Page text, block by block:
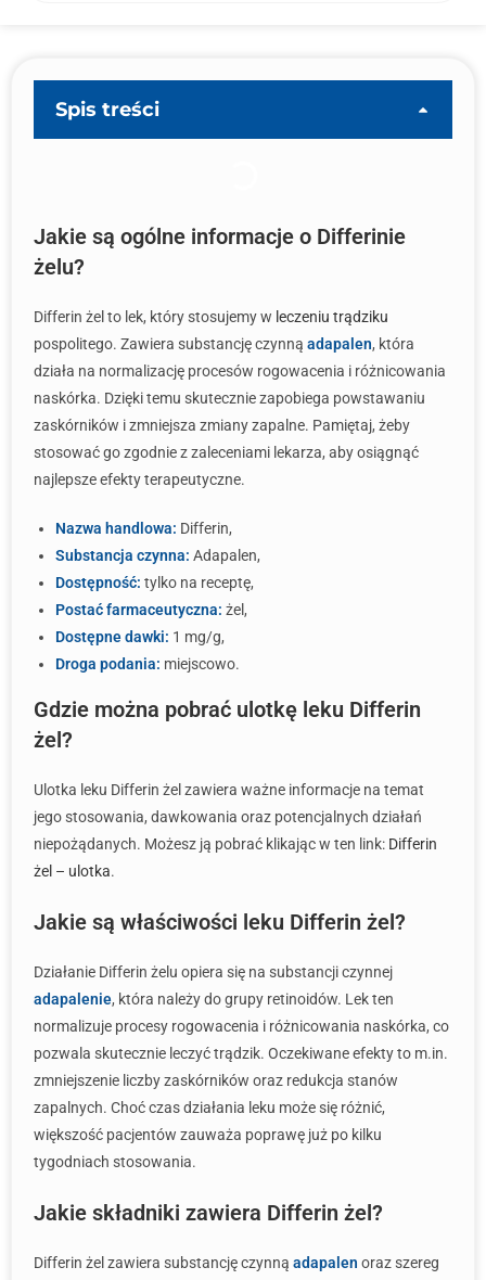
Spis treści
Jakie są ogólne informacje o Differinie
żelu?
Differin żel to lek, który stosujemy w leczeniu trądziku
pospolitego. Zawiera substancję czynną adapalen, która
działa na normalizację procesów rogowacenia i różnicowania
naskórka. Dzięki temu skutecznie zapobiega powstawaniu
zaskórników i zmniejsza zmiany zapalne. Pamiętaj, żeby
stosować go zgodnie z zaleceniami lekarza, aby osiągnąć
najlepsze efekty terapeutyczne.
Nazwa handlowa: Differin,
Substancja czynna: Adapalen,
Dostępność: tylko na receptę,
Postać farmaceutyczna: żel,
Dostępne dawki: 1 mg/g,
Droga podania: miejscowo.
Gdzie można pobrać ulotkę leku Differin
żel?
Ulotka leku Differin żel zawiera ważne informacje na temat
jego stosowania, dawkowania oraz potencjalnych działań
niepożądanych. Możesz ją pobrać klikając w ten link: Differin
żel – ulotka.
Jakie są właściwości leku Differin żel?
Działanie Differin żelu opiera się na substancji czynnej
adapalenie, która należy do grupy retinoidów. Lek ten
normalizuje procesy rogowacenia i różnicowania naskórka, co
pozwala skutecznie leczyć trądzik. Oczekiwane efekty to m.in.
zmniejszenie liczby zaskórników oraz redukcja stanów
zapalnych. Choć czas działania leku może się różnić,
większość pacjentów zauważa poprawę już po kilku
tygodniach stosowania.
Jakie składniki zawiera Differin żel?
Differin żel zawiera substancję czynną adapalen oraz szereg